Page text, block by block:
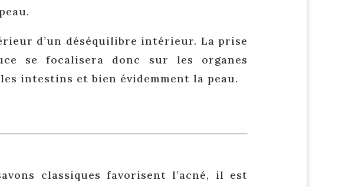
d’un déséquilibre intérieur. La prise
se focalisera donc sur les organes
intestins et bien évidemment la peau.
classiques favorisent l’acné, il est